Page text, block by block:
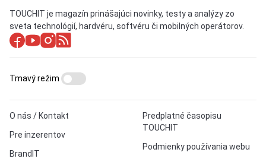
TOUCHIT je magazín prinášajúci novinky, testy a analýzy zo
sveta technológií, hardvéru, softvéru či mobilných operátorov.
O nás / Kontakt
Pre inzerentov
BrandIT
Predplatné časopisu
TOUCHIT
Podmienky používania webu
Tmavý režim